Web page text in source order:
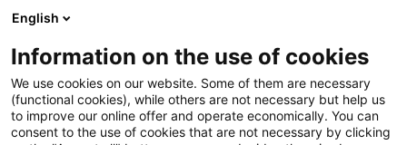
English
Information on the use of cookies
We use cookies on our website. Some of them are necessary
(functional cookies), while others are not necessary but help us
to improve our online offer and operate economically. You can
consent to the use of cookies that are not necessary by clicking